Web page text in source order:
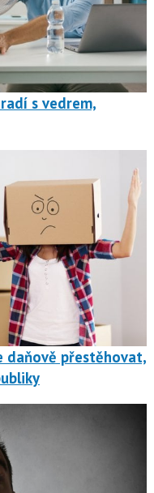
s vedrem,
daňově přestěhovat,